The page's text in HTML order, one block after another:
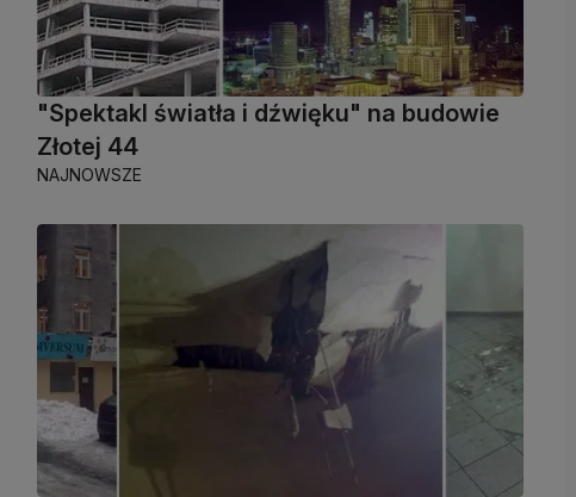
"Spektakl światła i dźwięku" na budowie
Złotej 44
NAJNOWSZE